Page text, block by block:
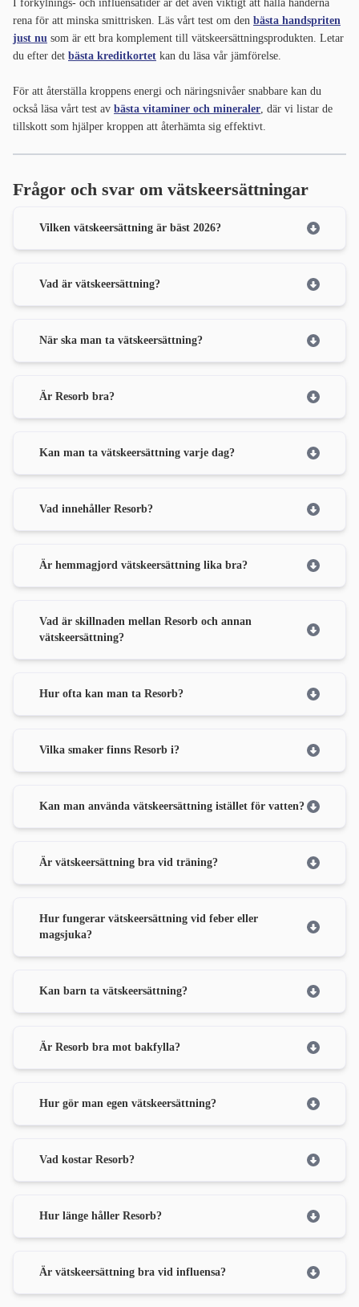
I förkylnings- och influensatider är det även viktigt att hålla händerna
rena för att minska smittrisken. Läs vårt test om den bästa handspriten
just nu som är ett bra komplement till vätskeersättningsprodukten. Letar
du efter det bästa kreditkortet kan du läsa vår jämförelse.
För att återställa kroppens energi och näringsnivåer snabbare kan du
också läsa vårt test av bästa vitaminer och mineraler, där vi listar de
tillskott som hjälper kroppen att återhämta sig effektivt.
Frågor och svar om vätskeersättningar
Vilken vätskeersättning är bäst 2026?
Vad är vätskeersättning?
När ska man ta vätskeersättning?
Är Resorb bra?
Kan man ta vätskeersättning varje dag?
Vad innehåller Resorb?
Är hemmagjord vätskeersättning lika bra?
Vad är skillnaden mellan Resorb och annan
vätskeersättning?
Hur ofta kan man ta Resorb?
Vilka smaker finns Resorb i?
Kan man använda vätskeersättning istället för vatten?
Är vätskeersättning bra vid träning?
Hur fungerar vätskeersättning vid feber eller
magsjuka?
Kan barn ta vätskeersättning?
Är Resorb bra mot bakfylla?
Hur gör man egen vätskeersättning?
Vad kostar Resorb?
Hur länge håller Resorb?
Är vätskeersättning bra vid influensa?